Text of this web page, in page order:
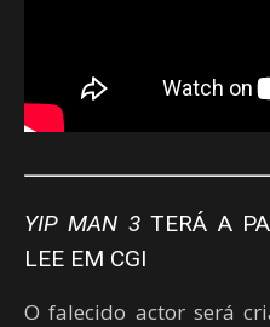
YIP MAN 3TERÁ A
LEE EM CGI
O falecido actor será